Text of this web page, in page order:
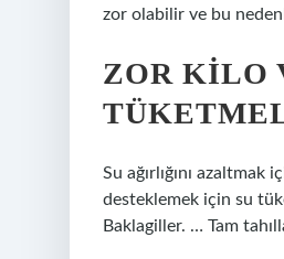
zor olabilir ve bu
ZOR KILO
Su ağırlığını
desteklemek için su
Baklagiller. … Tam